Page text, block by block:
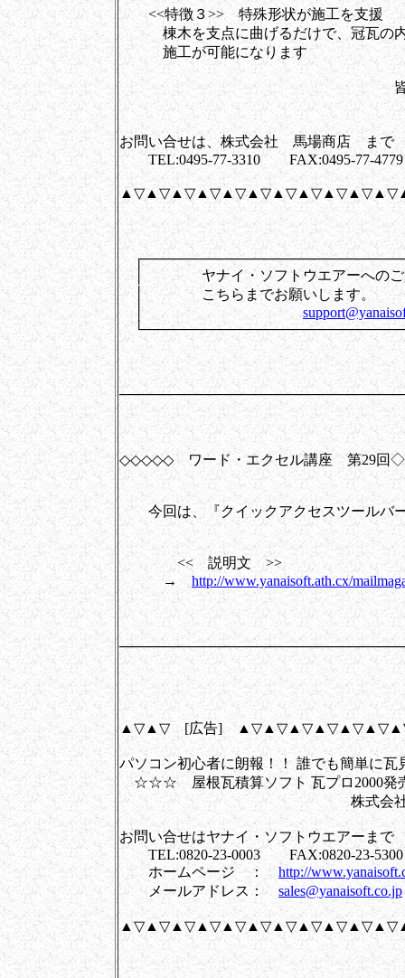
<<特徴３>> 特殊形状が施工を支援
棟木を支点に曲げるだけで、冠瓦の内
施工が可能になります
皆様と創ります
株式会社
お問い合せは、株式会社 馬場商店 まで
TEL:0495-77-3310 FAX:0495-77-4779
│ ヤナイ・ソフトウエアーへの
│ こちらまでお
│
◇◇◇◇◇ ワード・エクセル講座 第29
今回は、『クイックアクセスツールバ
<< 説明文 >>
→ http://www.yanaisoft.ath.cx/
▲▽▲▽ [広告]
パソコン初心者に朗報！！ 誰でも簡単に
☆☆☆ 屋根瓦積算ソフト 瓦プロ2000
株式会社 ヤナイ・
お問い合せはヤナイ・ソフトウエアーまで
TEL:0820-23-0003 FAX:0820-23-5300
ホームページ ： http://
メールアドレス：sales@yanaisoft.co.jp